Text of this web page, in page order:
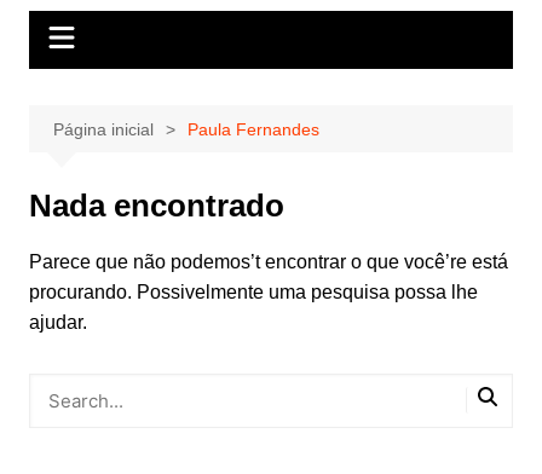
Página inicial Paula Fernandes
Nada encontrado
Parece que não podemos’t encontrar o que você’re está
procurando. Possivelmente uma pesquisa possa lhe
ajudar.